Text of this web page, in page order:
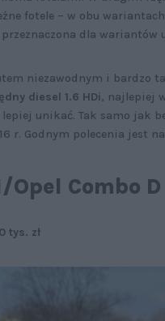
fotele – w obu
przeznaczona dla wariantów
niezawodnym i bardzo
diesel 1.6 HDi, najlepiej
unikać. Tak samo jak
r. Godnym polecenia jest
Opel Combo
tys. zł